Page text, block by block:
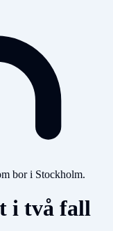
bor i Stockholm.
i två fall